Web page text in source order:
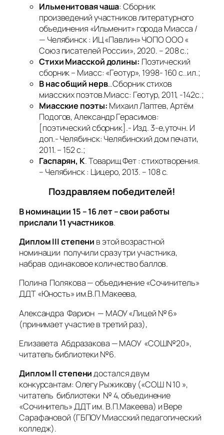
Ильменитовая чаша: Сборник
произведений участников литературного
объединения «Ильменит» города Миасса /
— Челябинск : ИЦ «Павлин» ЧОПО ООО «
Союз писателей России», 2020. – 208 с.;
Стихи Миасской долины: Поэтический
сборник – Миасс: «Геотур», 1998- 160 с..ил.;
В нас общий нерв…Сборник стихов
миасских поэтов.Миасс: Геотур, 2011, -142с.;
Миасские поэты: Михаил Лаптев, Артём
Подогов, Александр Герасимов:
[поэтический сборник].- Изд. 3-е,уточн. И
доп.- Челябинск: Челябинский дом печати,
2011. – 152 с.;
Гаспарян, К. Товарищ Фет : стихотворения.
– Челябинск : Цицеро, 2013. – 108 с.
Поздравляем победителей!
В номинации 15 – 16 лет – свои работы
прислали 11 участников.
Диплом III степени в этой возрастной
номинации получили сразу три участника,
набрав одинаковое количество баллов.
Полина Полякова — объединение «Сочинитель»
ДДТ «Юность» им.В.П.Макеева,
Александра Фарион — МАОУ «Лицей № 6»
(принимает участие в третий раз),
Елизавета Абдразакова — МАОУ «СОШ№20»,
читатель библиотеки №6.
Диплом II степенидостался двум
конкурсантам: Олегу Рыжикову («СОШ N 10 »,
читатель библиотеки № 4, объединение
«Сочинитель» ДДТ им. В.П.Макеева) и Вере
Сарафановой (ГБПОУ Миасский педагогический
колледж).